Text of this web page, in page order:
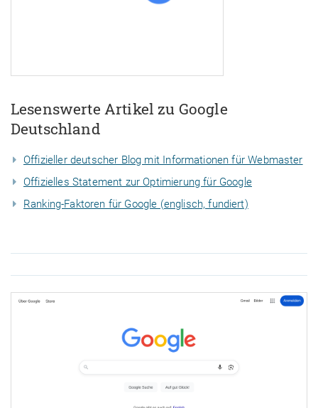
Lesenswerte Artikel zu Google
Deutschland
Offizieller deutscher Blog mit Informationen für Webmaster
Offizielles Statement zur Optimierung für Google
Ranking-Faktoren für Google (englisch, fundiert)